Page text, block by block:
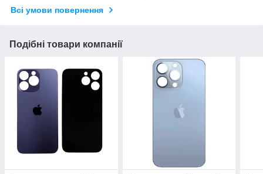
Всі умови повернення
Подібні товари компанії